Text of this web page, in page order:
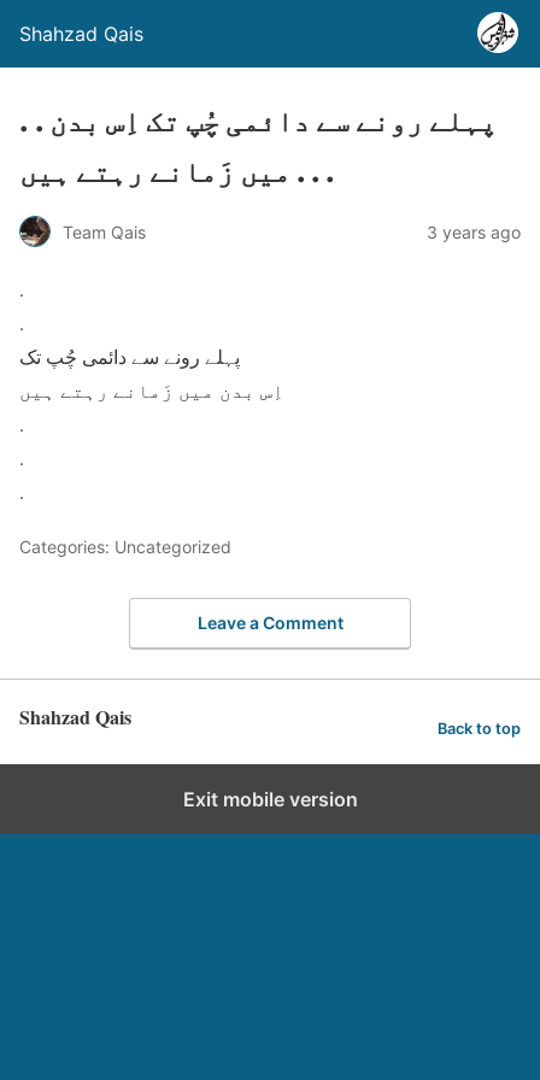
Shahzad Qais
. . پہلے رونے سے دائمی چُپ تک اِس بدن
میں زَمانے رہتے ہیں . . .
Team Qais 3 years ago
.
.
پہلے رونے سے دائمی چُپ تک
اِس بدن میں زَمانے رہتے ہیں
.
.
.
Categories: Uncategorized
Leave a Comment
Shahzad Qais Back to top
Exit mobile version